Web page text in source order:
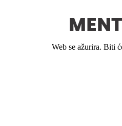
Web se ažurira. Biti